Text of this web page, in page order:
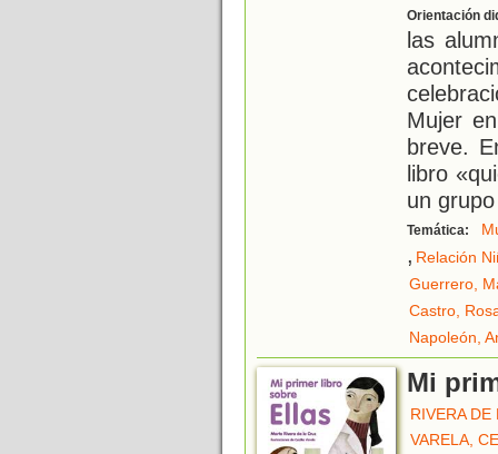
Orientación
las
Mujer
breve.
libro
un
Temática:
, Relación
Guerrero,
Castro,
Napoleón,
Mi
RIVERA DE
VARELA,